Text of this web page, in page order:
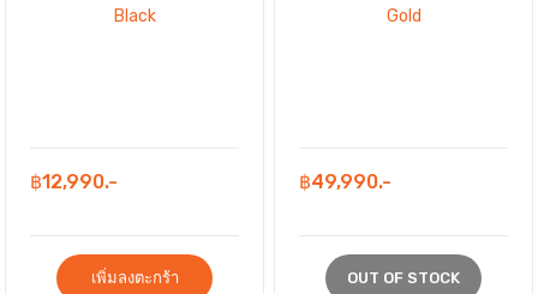
฿12,990.-
เพิ่มลงตะกร้า
฿49,990.-
OUT OF STOCK